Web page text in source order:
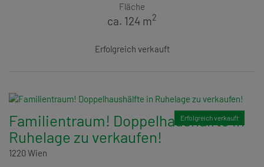
Fläche
ca. 124 m2
Erfolgreich verkauft
Erfolgreich verkauft
Familientraum! Doppelhaushälfte in
Ruhelage zu verkaufen!
1220 Wien